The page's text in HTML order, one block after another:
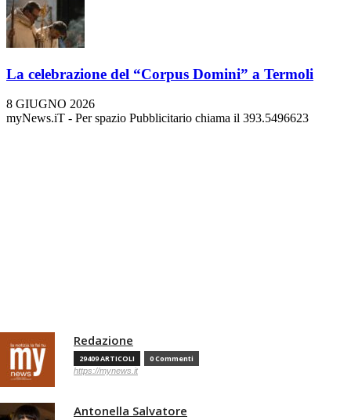
La celebrazione del “Corpus Domini” a Termoli
8 GIUGNO 2026
myNews.iT - Per spazio Pubblicitario chiama il 393.5496623
Redazione
29409 ARTICOLI 0 Commenti
https://mynews.it
Antonella Salvatore